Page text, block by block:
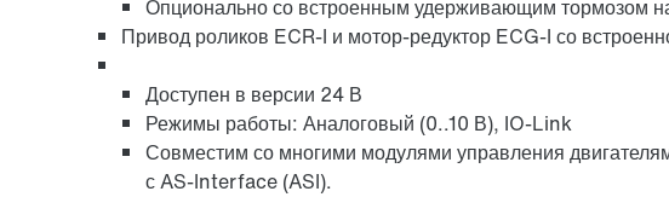
Опционально со встроенным удерживающим тормозом
Привод роликов ECR-I и мотор-редуктор ECG-I со
Доступен в версии 24 В
Режимы работы: Аналоговый (0..10 В), IO-Link
Совместим со многими модулями управления
с AS-Interface (ASI).